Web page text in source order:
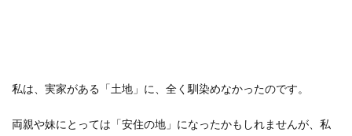
私は、実家がある「土地」に、全く馴染めなかったのです。
両親や妹にとっては「安住の地」になったかもしれませんが、私